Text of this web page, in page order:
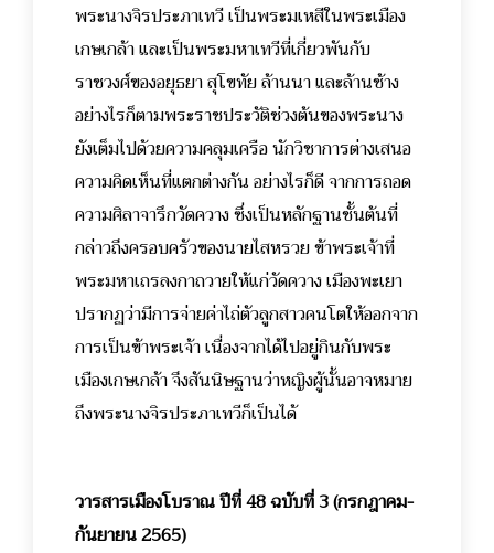
พระนางจิรประภาเทวี เป็นพระมเหสีในพระเมือง
เกษเกล้า และเป็นพระมหาเทวีที่เกี่ยวพันกับ
ราชวงศ์ของอยุธยา สุโขทัย ล้านนา และล้านช้าง
อย่างไรก็ตามพระราชประวัติช่วงต้นของพระนาง
ยังเต็มไปด้วยความคลุมเครือ นักวิชาการต่างเสนอ
ความคิดเห็นที่แตกต่างกัน อย่างไรก็ดี จากการถอด
ความศิลาจารึกวัดควาง ซึ่งเป็นหลักฐานชั้นต้นที่
กล่าวถึงครอบครัวของนายไสหรวย ข้าพระเจ้าที่
พระมหาเถรลงกาถวายให้แก่วัดควาง เมืองพะเยา
ปรากฏว่ามีการจ่ายค่าไถ่ตัวลูกสาวคนโตให้ออกจาก
การเป็นข้าพระเจ้า เนื่องจากได้ไปอยู่กินกับพระ
เมืองเกษเกล้า จึงสันนิษฐานว่าหญิงผู้นั้นอาจหมาย
ถึงพระนางจิรประภาเทวีก็เป็นได้
วารสารเมืองโบราณ ปีที่ 48 ฉบับที่ 3 (กรกฎาคม-
กันยายน 2565)